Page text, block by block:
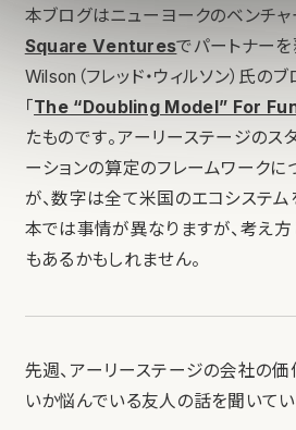
本ブログはニューヨークのベンチャ
Square Venturesでパートナーを
Wilson（フレッド・ウィルソン）氏のブ
「 The “Doubling Model” For
たものです。アーリーステージのス
ーションの算定のフレームワーク
が、数字は全て米国のエコシステム
本では事情が異なりますが、考え
もあるかもしれません。
先週、アーリーステージの会社の
いか悩んでいる友人の話を聞いてい